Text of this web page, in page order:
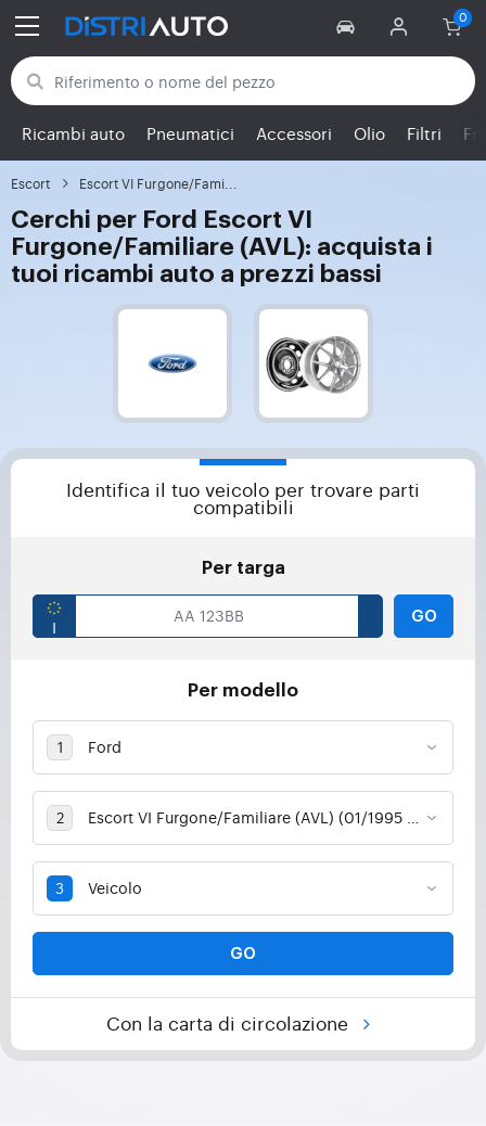
Torna alle categorie
Ricambi auto Pneumatici Accessori Olio Filtri
Escort Escort VI Furgone/Fami...
Cerchi per Ford Escort VI
Furgone/Familiare (AVL): acquista i
tuoi ricambi auto a prezzi bassi
Identifica il tuo veicolo per trovare parti
compatibili
Per targa
GO
Per modello
GO
Con la carta di circolazione